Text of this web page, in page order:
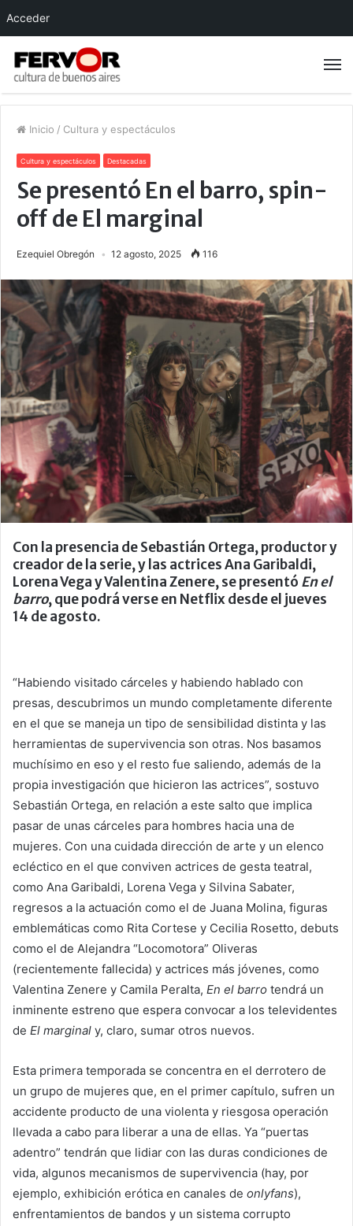
Inicio / Cultura y espectáculos
Cultura y espectáculos Destacadas
Se presentó En el barro, spin-
off de El marginal
Ezequiel Obregón 12 agosto, 2025 116
Con la presencia de Sebastián Ortega, productor y
creador de la serie, y las actrices Ana Garibaldi,
Lorena Vega y Valentina Zenere, se presentó En el
barro, que podrá verse en Netflix desde el jueves
14 de agosto.
“Habiendo visitado cárceles y habiendo hablado con
presas, descubrimos un mundo completamente diferente
en el que se maneja un tipo de sensibilidad distinta y las
herramientas de supervivencia son otras. Nos basamos
muchísimo en eso y el resto fue saliendo, además de la
propia investigación que hicieron las actrices”, sostuvo
Sebastián Ortega, en relación a este salto que implica
pasar de unas cárceles para hombres hacia una de
mujeres. Con una cuidada dirección de arte y un elenco
ecléctico en el que conviven actrices de gesta teatral,
como Ana Garibaldi, Lorena Vega y Silvina Sabater,
regresos a la actuación como el de Juana Molina, figuras
emblemáticas como Rita Cortese y Cecilia Rosetto, debuts
como el de Alejandra “Locomotora” Oliveras
(recientemente fallecida) y actrices más jóvenes, como
Valentina Zenere y Camila Peralta, En el barro tendrá un
inminente estreno que espera convocar a los televidentes
de El marginal y, claro, sumar otros nuevos.
Esta primera temporada se concentra en el derrotero de
un grupo de mujeres que, en el primer capítulo, sufren un
accidente producto de una violenta y riesgosa operación
llevada a cabo para liberar a una de ellas. Ya “puertas
adentro” tendrán que lidiar con las duras condiciones de
vida, algunos mecanismos de supervivencia (hay, por
ejemplo, exhibición erótica en canales de onlyfans),
enfrentamientos de bandos y un sistema corrupto
Acceder